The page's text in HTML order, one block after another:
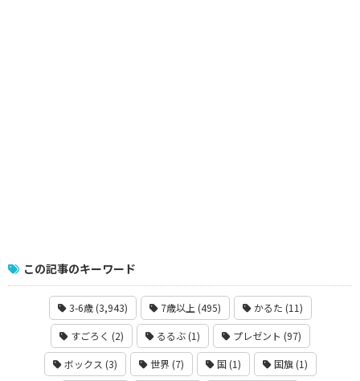
この記事のキーワード
3-6歳 (3,943) 7歳以上 (495) かるた (11)
すごろく (2) るるぶ (1) プレゼント (97)
ボックス (3) 世界 (7) 国 (1) 国旗 (1)